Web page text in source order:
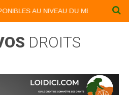
AU NIVEAU DU MENU ...NOS
DROITS